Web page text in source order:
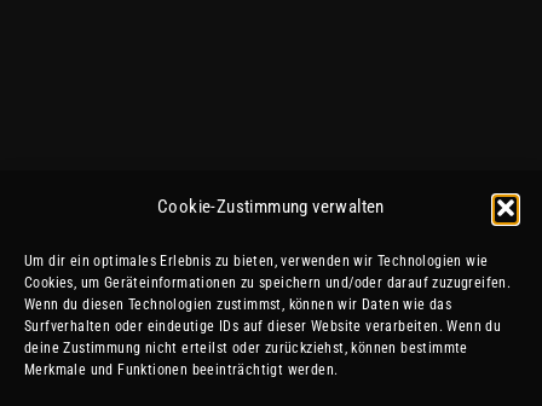
Cookie-Zustimmung verwalten
Um dir ein optimales Erlebnis zu bieten, verwenden wir Technologien wie
Cookies, um Geräteinformationen zu speichern und/oder darauf zuzugreifen.
Wenn du diesen Technologien zustimmst, können wir Daten wie das
Surfverhalten oder eindeutige IDs auf dieser Website verarbeiten. Wenn du
deine Zustimmung nicht erteilst oder zurückziehst, können bestimmte
Merkmale und Funktionen beeinträchtigt werden.